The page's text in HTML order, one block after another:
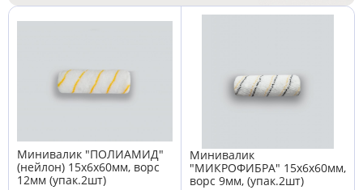
Минивалик "ПОЛИАМИД"
(нейлон) 15х6х60мм, ворс
12мм (упак.2шт)
Минивалик
"МИКРОФИБРА" 15х6х60мм,
ворс 9мм, (упак.2шт)